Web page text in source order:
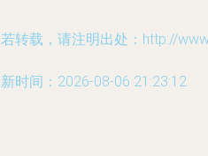
转载，请注明出处：http://
时间：2026-08-06 21:23:12